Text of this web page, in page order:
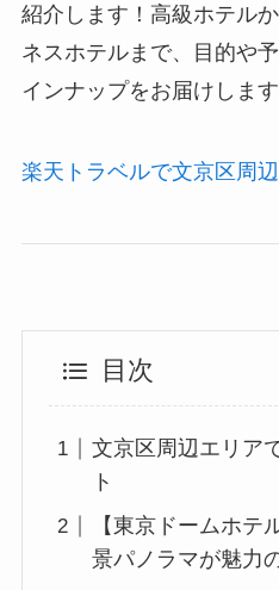
紹介します！高級ホテル
ネスホテルまで、目的や
インナップをお届けしま
楽天トラベルで文京区周
目次
文京区周辺エリア
ト
【東京ドームホテ
景パノラマが魅力